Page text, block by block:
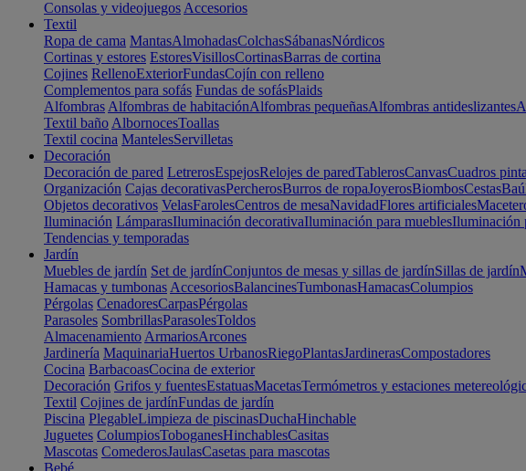
Consolas y videojuegos Accesorios
Textil
Ropa de cama MantasAlmohadasColchasSábanasNórdicos
Cortinas y estores EstoresVisillosCortinasBarras de cortina
Cojines RellenoExteriorFundasCojín con relleno
Complementos para sofás Fundas de sofásPlaids
Alfombras Alfombras de habitaciónAlfombras pequeñasAlfombras antideslizantes
Textil baño AlbornocesToallas
Textil cocina MantelesServilletas
Decoración
Decoración de pared LetrerosEspejosRelojes de paredTablerosCanvasCuadros
Organización Cajas decorativasPercherosBurros de ropaJoyerosBiombosCestas
Objetos decorativos VelasFarolesCentros de mesaNavidadFlores artificiales
Iluminación LámparasIluminación decorativaIluminación para mueblesIluminación
Tendencias y temporadas
Jardín
Muebles de jardín Set de jardínConjuntos de mesas y sillas de jardínSillas de jardín
Hamacas y tumbonas AccesoriosBalancinesTumbonasHamacasColumpios
Pérgolas CenadoresCarpasPérgolas
Parasoles SombrillasParasolesToldos
Almacenamiento ArmariosArcones
Jardinería MaquinariaHuertos UrbanosRiegoPlantasJardinerasCompostadores
Cocina BarbacoasCocina de exterior
Decoración Grifos y fuentesEstatuasMacetasTermómetros y estaciones
Textil Cojines de jardínFundas de jardín
Piscina PlegableLimpieza de piscinasDuchaHinchable
Juguetes ColumpiosToboganesHinchablesCasitas
Mascotas ComederosJaulasCasetas para mascotas
Bebé